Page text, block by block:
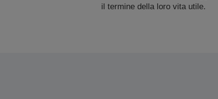
il termine della loro vita utile.